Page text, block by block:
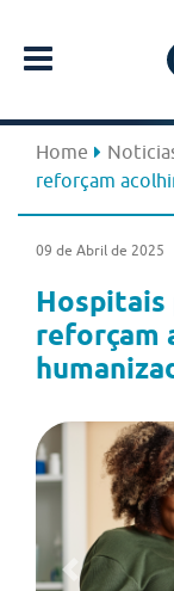
Home
reforçam
09 de Abril de 2025
Hospitais
reforçam
Previous